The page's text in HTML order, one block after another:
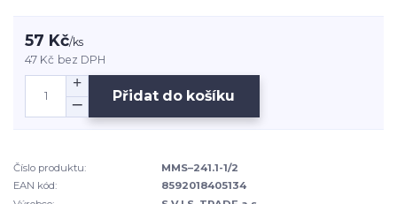
57 Kč/ks
47 Kč bez DPH
Přidat do košíku
Číslo produktu:
MMS–241.1-1/2
EAN kód:
8592018405134